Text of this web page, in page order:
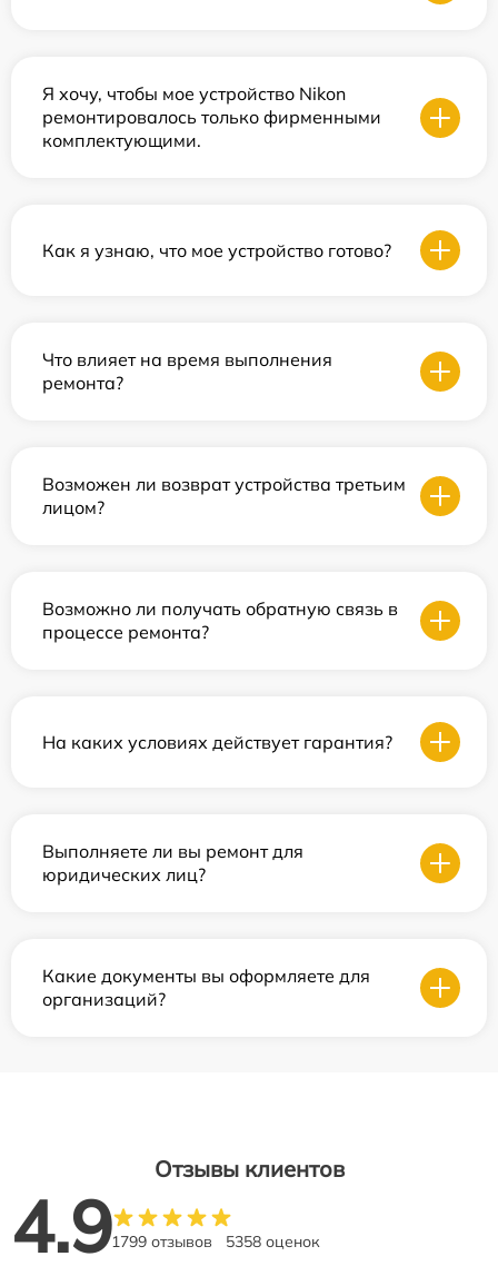
Я хочу, чтобы мое устройство Nikon
ремонтировалось только фирменными
комплектующими.
Как я узнаю, что мое устройство готово?
Что влияет на время выполнения
ремонта?
Возможен ли возврат устройства третьим
лицом?
Возможно ли получать обратную связь в
процессе ремонта?
На каких условиях действует гарантия?
Выполняете ли вы ремонт для
юридических лиц?
Какие документы вы оформляете для
организаций?
Отзывы клиентов
4.91799 отзывов 5358 оценок